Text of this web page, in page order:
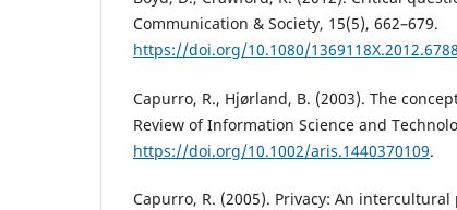
Communication & Society, 15(5), 662–679.
https://doi.org/10.1080/
Capurro, R., Hjørland, B. (2003). The
Review of Information Science and
https://doi.org/10.1002/aris.1440370109.
Capurro, R. (2005). Privacy: An